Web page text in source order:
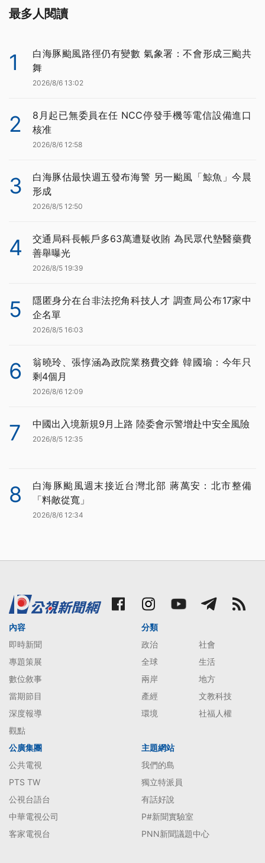
最多人閱讀
1
白海豚颱風路徑仍有變數 氣象署：不會形成三颱共
舞
2026/8/6 13:02
2
8月起已無委員在任 NCC停發手機等電信設備進口
核准
2026/8/6 12:58
3
白海豚估最快週五發布海警 另一颱風「鯨魚」今晨
形成
2026/8/5 12:50
4
交通局科長帳戶多63萬遭疑收賄 為民眾代墊醫藥費
善舉曝光
2026/8/5 19:39
5
隱匿身分在台非法挖角科技人才 調查局公布17家中
企名單
2026/8/5 16:03
6
翁曉玲、張惇涵為政院業務費交鋒 韓國瑜：今年只
剩4個月
2026/8/6 12:09
7 中國出入境新規9月上路 陸委會示警增赴中安全風險
2026/8/5 12:35
8
白海豚颱風週末接近台灣北部 蔣萬安：北市整備
「料敵從寬」
2026/8/6 12:34
內容
即時新聞
專題策展
數位敘事
當期節目
深度報導
觀點
分類
政治
社會
全球
生活
兩岸
地方
產經
文教科技
環境
社福人權
公廣集團
公共電視
PTS TW
公視台語台
中華電視公司
客家電視台
主題網站
我們的島
獨立特派員
有話好說
P#新聞實驗室
PNN新聞議題中心